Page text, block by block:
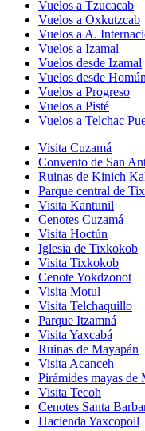
Vuelos a Tzucacab
Vuelos a Oxkutzcab
Vuelos a A.
Vuelos a Izamal
Vuelos desde Izamal
Vuelos desde Homún
Vuelos a Progreso
Vuelos a Pisté
Vuelos a Telchac
Visita Cuzamá
Convento de San
Ruinas de Kinich
Parque central de
Visita Kantunil
Cenotes Cuzamá
Visita Hoctún
Iglesia de Tixkokob
Visita Tixkokob
Cenote Yokdzonot
Visita Motul
Visita Telchaquillo
Parque Itzamná
Visita Yaxcabá
Ruinas de Mayapán
Visita Acanceh
Pirámides mayas de
Visita Tecoh
Cenotes Santa
Hacienda Yaxcopoil